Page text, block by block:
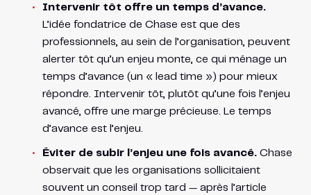
Intervenir tôt offre un temps d’avance.
L’idée fondatrice de Chase est que des
professionnels, au sein de l’organisation, peuvent
alerter tôt qu’un enjeu monte, ce qui ménage un
temps d’avance (un « lead time ») pour mieux
répondre. Intervenir tôt, plutôt qu’une fois l’enjeu
avancé, offre une marge précieuse. Le temps
d’avance est l’enjeu.
Éviter de subir l’enjeu une fois avancé.Chase
observait que les organisations sollicitaient
souvent un conseil trop tard — après l’article